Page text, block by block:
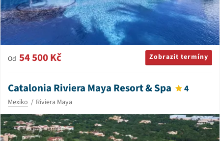
Od 54 500 Kč Zobrazit termíny
Catalonia Riviera Maya Resort & Spa 4
Mexiko Riviera Maya